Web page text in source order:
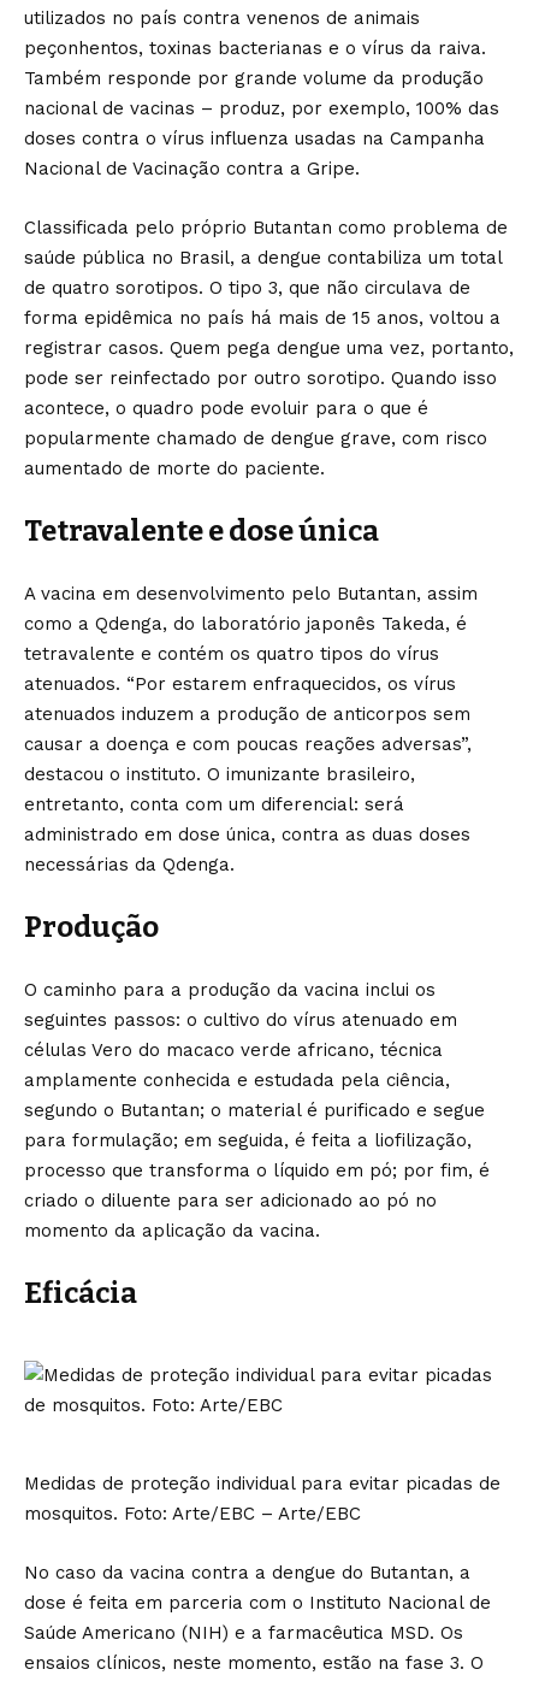
utilizados no país contra venenos de animais
peçonhentos, toxinas bacterianas e o vírus da raiva.
Também responde por grande volume da produção
nacional de vacinas – produz, por exemplo, 100% das
doses contra o vírus influenza usadas na Campanha
Nacional de Vacinação contra a Gripe.
Classificada pelo próprio Butantan como problema de
saúde pública no Brasil, a dengue contabiliza um total
de quatro sorotipos. O tipo 3, que não circulava de
forma epidêmica no país há mais de 15 anos, voltou a
registrar casos. Quem pega dengue uma vez, portanto,
pode ser reinfectado por outro sorotipo. Quando isso
acontece, o quadro pode evoluir para o que é
popularmente chamado de dengue grave, com risco
aumentado de morte do paciente.
Tetravalente e dose única
A vacina em desenvolvimento pelo Butantan, assim
como a Qdenga, do laboratório japonês Takeda, é
tetravalente e contém os quatro tipos do vírus
atenuados. “Por estarem enfraquecidos, os vírus
atenuados induzem a produção de anticorpos sem
causar a doença e com poucas reações adversas”,
destacou o instituto. O imunizante brasileiro,
entretanto, conta com um diferencial: será
administrado em dose única, contra as duas doses
necessárias da Qdenga.
Produção
O caminho para a produção da vacina inclui os
seguintes passos: o cultivo do vírus atenuado em
células Vero do macaco verde africano, técnica
amplamente conhecida e estudada pela ciência,
segundo o Butantan; o material é purificado e segue
para formulação; em seguida, é feita a liofilização,
processo que transforma o líquido em pó; por fim, é
criado o diluente para ser adicionado ao pó no
momento da aplicação da vacina.
Eficácia
Medidas de proteção individual para evitar picadas de
mosquitos. Foto: Arte/EBC – Arte/EBC
No caso da vacina contra a dengue do Butantan, a
dose é feita em parceria com o Instituto Nacional de
Saúde Americano (NIH) e a farmacêutica MSD. Os
ensaios clínicos, neste momento, estão na fase 3. O